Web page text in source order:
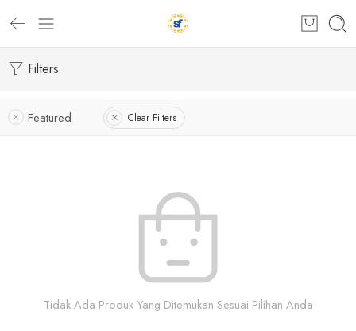
Filters
Featured Clear Filters
Tidak Ada Produk Yang Ditemukan Sesuai Pilihan Anda